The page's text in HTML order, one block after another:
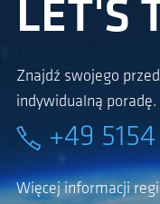
LET'S
Znajdź swojego
indywidualną poradę.
+49
Więcej informacji